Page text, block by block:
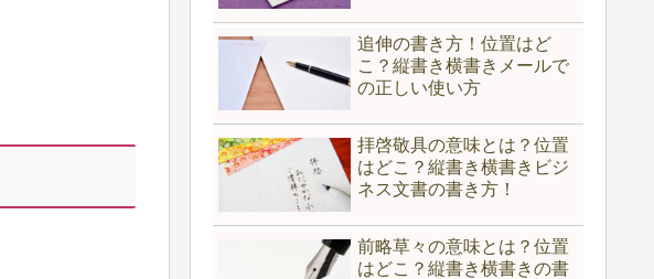
追伸の書き方！位置はど
こ？縦書き横書きメールで
の正しい使い方
拝啓敬具の意味とは？位置
はどこ？縦書き横書きビジ
ネス文書の書き方！
前略草々の意味とは？位置
はどこ？縦書き横書きの書